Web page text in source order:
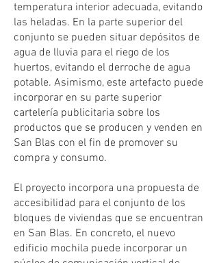
temperatura interior adecuada, evitando
las heladas. En la parte superior del
conjunto se pueden situar depósitos de
agua de lluvia para el riego de los
huertos, evitando el derroche de agua
potable. Asimismo, este artefacto puede
incorporar en su parte superior
cartelería publicitaria sobre los
productos que se producen y venden en
San Blas con el fin de promover su
compra y consumo.
El proyecto incorpora una propuesta de
accesibilidad para el conjunto de los
bloques de viviendas que se encuentran
en San Blas. En concreto, el nuevo
edificio mochila puede incorporar un